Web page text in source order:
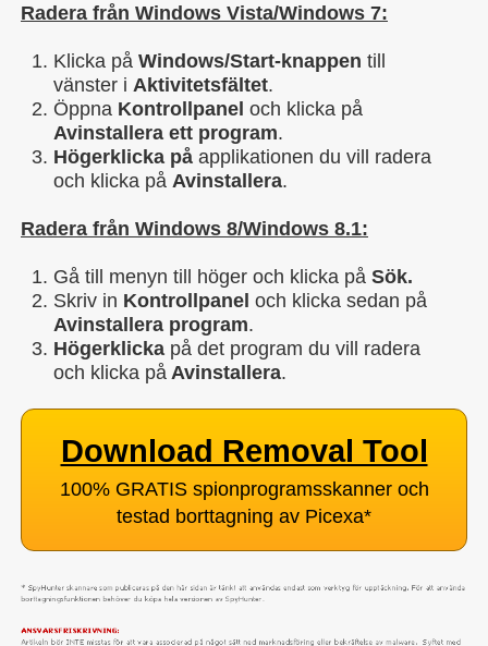
Radera från Windows Vista/Windows 7:
Klicka på Windows/Start-knappen till
vänster i Aktivitetsfältet.
Öppna Kontrollpanel och klicka på
Avinstallera ett program.
Högerklicka på applikationen du vill radera
och klicka på Avinstallera.
Radera från Windows 8/Windows 8.1:
Gå till menyn till höger och klicka på Sök.
Skriv in Kontrollpanel och klicka sedan på
Avinstallera program.
Högerklicka på det program du vill radera
och klicka på Avinstallera.
Download Removal Tool
100% GRATIS spionprogramsskanner och
testad borttagning av Picexa*